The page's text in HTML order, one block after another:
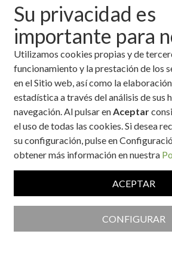
Su privacidad es
importante para
Utilizamos cookies propias y de
funcionamiento y la prestación de los
en el Sitio web, así como la
estadística a través del análisis de sus
navegación. Al pulsar enAceptar
el uso de todas las cookies. Si desea
su configuración, pulse en
obtener más información en nuestra
ACEPTAR
CONFIGURAR
Fuentes de
para la salud
Las personas sanas
equilibrada rara vez
suplementos de
Autor:Fundación para
Nordisk
mejor a la leche?